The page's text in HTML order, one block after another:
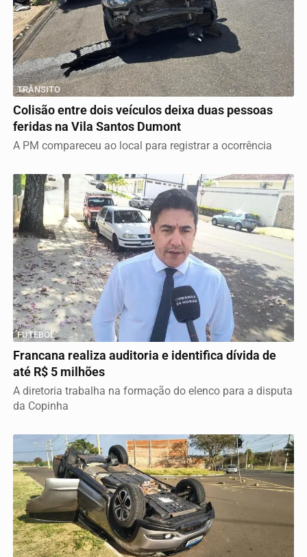
TRÂNSITO
Colisão entre dois veículos deixa duas pessoas
feridas na Vila Santos Dumont
A PM compareceu ao local para registrar a ocorrência
FUTEBOL
Francana realiza auditoria e identifica dívida de
até R$ 5 milhões
A diretoria trabalha na formação do elenco para a disputa
da Copinha